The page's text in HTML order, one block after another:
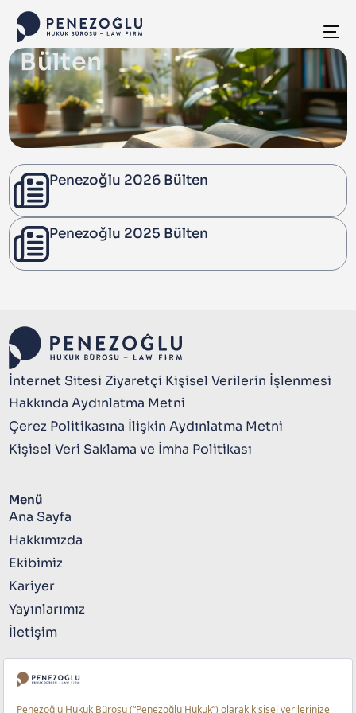
Bülten
Penezoğlu 2026 Bülten
Penezoğlu 2025 Bülten
İnternet Sitesi Ziyaretçi Kişisel Verilerin İşlenmesi
Hakkında Aydınlatma Metni
Çerez Politikasına İlişkin Aydınlatma Metni
Kişisel Veri Saklama ve İmha Politikası
Menü
Ana Sayfa
Hakkımızda
Ekibimiz
Kariyer
Yayınlarımız
İletişim
Bize Ulaşın